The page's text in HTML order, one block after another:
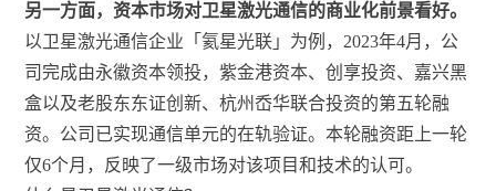
另一方面，资本市场对卫星激光通信的商业化前景看好。
以卫星激光通信企业「氦星光联」为例，2023年4月，公
司完成由永徽资本领投，紫金港资本、创享投资、嘉兴黑
盒以及老股东东证创新、杭州岙华联合投资的第五轮融
资。公司已实现通信单元的在轨验证。本轮融资距上一轮
仅6个月，反映了一级市场对该项目和技术的认可。